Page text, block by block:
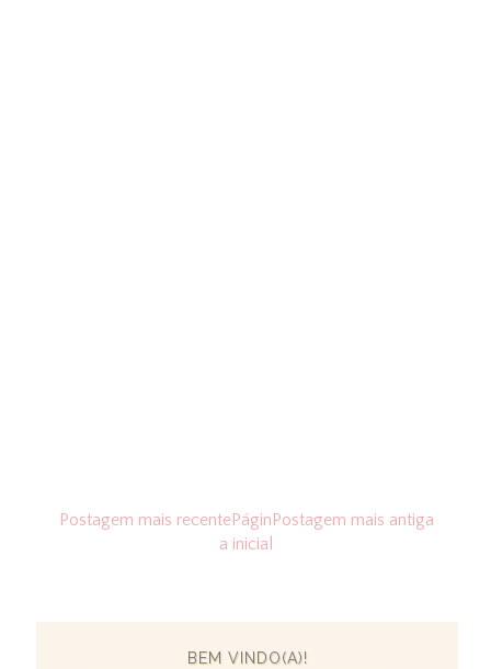
Postagem mais recente Postagem mais antiga
Págin
a inicial
BEM VINDO(A)!